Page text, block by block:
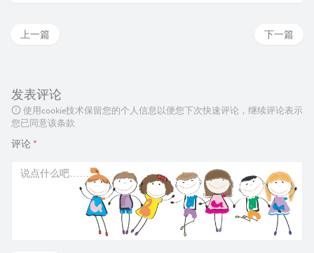
下一篇
上一篇
发表评论
使用cookie技术保留您的个人信息以便您下次快速评论，继续评论表示
您已同意该条款
评论 *